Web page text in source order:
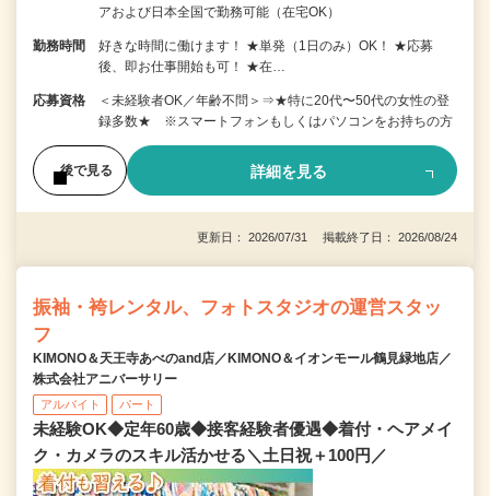
アおよび日本全国で勤務可能（在宅OK）
勤務時間
好きな時間に働けます！ ★単発（1日のみ）OK！ ★応募
後、即お仕事開始も可！ ★在…
応募資格
＜未経験者OK／年齢不問＞⇒★特に20代〜50代の女性の登
録多数★ ※スマートフォンもしくはパソコンをお持ちの方
後で見る 詳細を見る
更新日： 2026/07/31 掲載終了日： 2026/08/24
振袖・袴レンタル、フォトスタジオの運営スタッ
フ
KIMONO＆天王寺あべのand店／KIMONO＆イオンモール鶴見緑地店／
株式会社アニバーサリー
アルバイト パート
未経験OK◆定年60歳◆接客経験者優遇◆着付・ヘアメイ
ク・カメラのスキル活かせる＼土日祝＋100円／